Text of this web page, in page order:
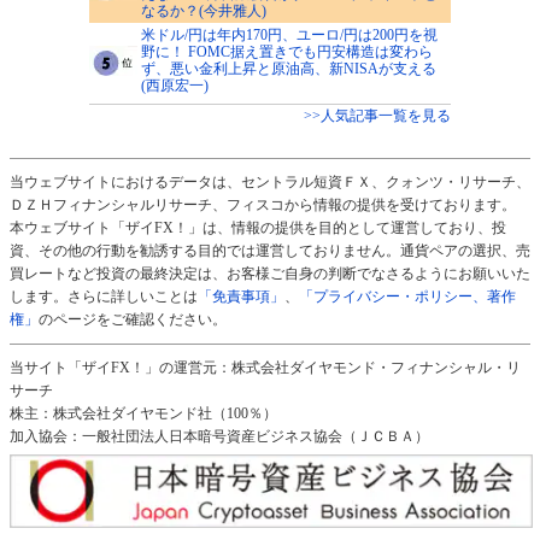
なるか？(今井雅人)
米ドル/円は年内170円、ユーロ/円は200円を視
野に！ FOMC据え置きでも円安構造は変わら
ず、悪い金利上昇と原油高、新NISAが支える
(西原宏一)
>>人気記事一覧を見る
当ウェブサイトにおけるデータは、セントラル短資ＦＸ、クォンツ・リサーチ、
ＤＺＨフィナンシャルリサーチ、フィスコから情報の提供を受けております。
本ウェブサイト「ザイFX！」は、情報の提供を目的として運営しており、投
資、その他の行動を勧誘する目的では運営しておりません。通貨ペアの選択、売
買レートなど投資の最終決定は、お客様ご自身の判断でなさるようにお願いいた
します。さらに詳しいことは 「免責事項」 、
「プライバシー・ポリシー、著作
権」 のページをご確認ください。
当サイト「ザイFX！」の運営元：株式会社ダイヤモンド・フィナンシャル・リ
サーチ
株主：株式会社ダイヤモンド社（100％）
加入協会：一般社団法人日本暗号資産ビジネス協会（ＪＣＢＡ）